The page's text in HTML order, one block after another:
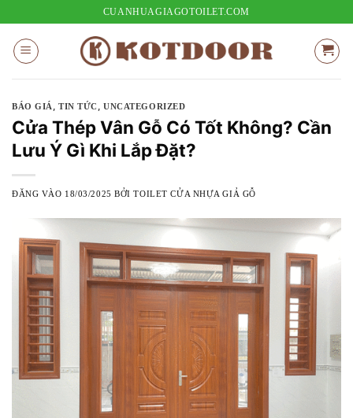
nội
dung
CUANHUAGIAGOTOILET.COM
BÁO GIÁ ,TIN TỨC ,UNCATEGORIZED
Cửa Thép Vân Gỗ Có Tốt Không? Cần
Lưu Ý Gì Khi Lắp Đặt?
ĐĂNG VÀO 18/03/2025 BỞITOILET CỬA NHỰA GIẢ GỖ